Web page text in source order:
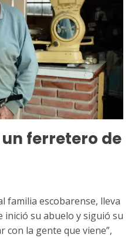
ferretero de
familia escobarense, lleva
inició su abuelo y siguió su
con la gente que viene”,